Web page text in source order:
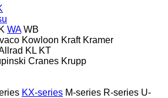
WA WB
Kowloon Kraft Kramer
KL KT
Cranes Krupp
KX-series M-series R-series U-